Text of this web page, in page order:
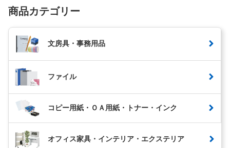
商品カテゴリー
文房具・事務用品
ファイル
コピー用紙・ＯＡ用紙・トナー・インク
オフィス家具・インテリア・エクステリア